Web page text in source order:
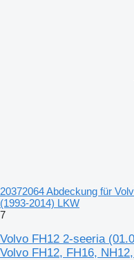
20372064 Abdeckung für
(1993-2014) LKW
7
Volvo FH12 2-seeria
Volvo FH12, FH16,